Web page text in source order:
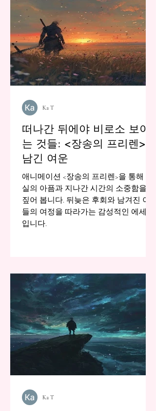
떠나간 뒤에야 비로소 보이
는 것들: <장송의 프리렌>이
남긴 여운
애니메이션 <장송의 프리렌>을 통해 상
실의 아픔과 지나간 시간의 소중함을 되
짚어 봅니다. 뒤늦은 후회와 남겨진 이
들의 여정을 따라가는 감성적인 에세이
입니다.
Ka T
Ka T